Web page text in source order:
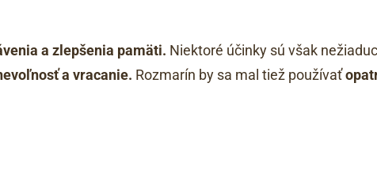
a zlepšenia pamäti. Niektoré účinky sú však
a vracanie. Rozmarín by sa mal tiež používať